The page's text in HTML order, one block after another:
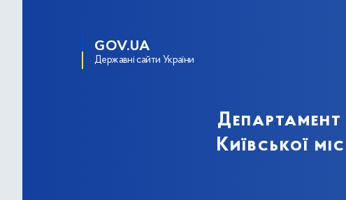
GOV.UA
Державні сайти України
Київської